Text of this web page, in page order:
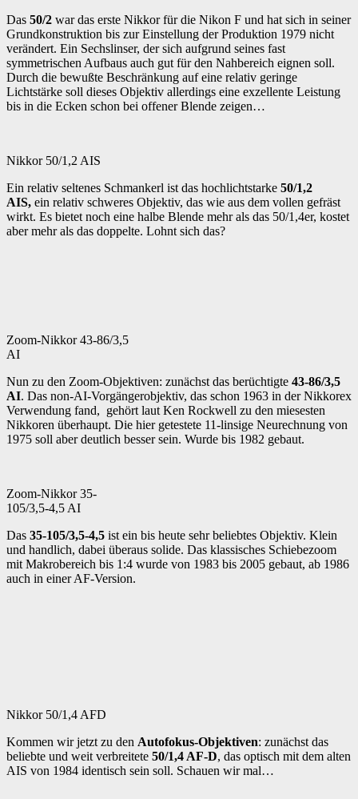
Das 50/2 war das erste Nikkor für die Nikon F und hat sich in seiner
Grundkonstruktion bis zur Einstellung der Produktion 1979 nicht
verändert. Ein Sechslinser, der sich aufgrund seines fast
symmetrischen Aufbaus auch gut für den Nahbereich eignen soll.
Durch die bewußte Beschränkung auf eine relativ geringe
Lichtstärke soll dieses Objektiv allerdings eine exzellente Leistung
bis in die Ecken schon bei offener Blende zeigen…
Nikkor 50/1,2 AIS
Ein relativ seltenes Schmankerl ist das hochlichtstarke 50/1,2
AIS, ein relativ schweres Objektiv, das wie aus dem vollen gefräst
wirkt. Es bietet noch eine halbe Blende mehr als das 50/1,4er, kostet
aber mehr als das doppelte. Lohnt sich das?
Zoom-Nikkor 43-86/3,5
AI
Nun zu den Zoom-Objektiven: zunächst das berüchtigte 43-86/3,5
AI. Das non-AI-Vorgängerobjektiv, das schon 1963 in der Nikkorex
Verwendung fand, gehört laut Ken Rockwell zu den miesesten
Nikkoren überhaupt. Die hier getestete 11-linsige Neurechnung von
1975 soll aber deutlich besser sein. Wurde bis 1982 gebaut.
Zoom-Nikkor 35-
105/3,5-4,5 AI
Das 35-105/3,5-4,5 ist ein bis heute sehr beliebtes Objektiv. Klein
und handlich, dabei überaus solide. Das klassisches Schiebezoom
mit Makrobereich bis 1:4 wurde von 1983 bis 2005 gebaut, ab 1986
auch in einer AF-Version.
Nikkor 50/1,4 AFD
Kommen wir jetzt zu den Autofokus-Objektiven: zunächst das
beliebte und weit verbreitete 50/1,4 AF-D, das optisch mit dem alten
AIS von 1984 identisch sein soll. Schauen wir mal…